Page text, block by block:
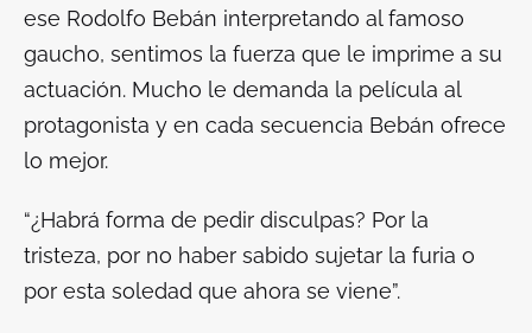
ese Rodolfo Bebán interpretando al famoso
gaucho, sentimos la fuerza que le imprime a su
actuación. Mucho le demanda la película al
protagonista y en cada secuencia Bebán ofrece
lo mejor.
“¿Habrá forma de pedir disculpas? Por la
tristeza, por no haber sabido sujetar la furia o
por esta soledad que ahora se viene”.